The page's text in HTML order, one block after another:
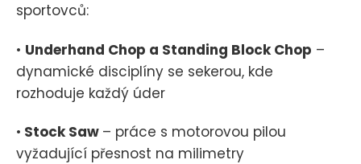
sportovců:
• Underhand Chop a Standing Block Chop –
dynamické disciplíny se sekerou, kde
rozhoduje každý úder
• Stock Saw – práce s motorovou pilou
vyžadující přesnost na milimetry